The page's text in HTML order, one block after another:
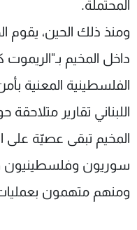
المحتملة.
ومنذ ذلك الحين، يقوم
داخل المخيم بـ"الريموت
الفلسطينية المعنية
اللبناني تقارير
المخيم تبقى عصيّة على
سوريون وفلسطينيون
ومنهم متهمون